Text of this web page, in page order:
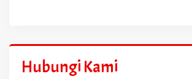
Hubungi Kami